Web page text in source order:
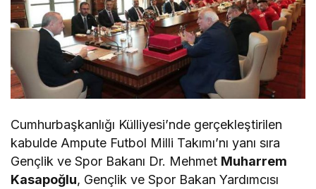
Cumhurbaşkanlığı Külliyesi’nde gerçekleştirilen
kabulde Ampute Futbol Milli Takımı’nı yanı sıra
Gençlik ve Spor Bakanı Dr. Mehmet Muharrem
Kasapoğlu, Gençlik ve Spor Bakan Yardımcısı